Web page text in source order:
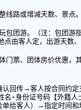
线路或增减天数、景点
包团游。（注：包团游
点由客人定，出游天数
门票、团体房价优惠，
回传→客人按合同约
名+身份证号码【外籍人
单给客人）→指定时间